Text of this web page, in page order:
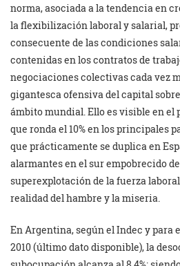
norma, asociada a la tendencia en
la flexibilización laboral y salarial,
consecuente de las condiciones
contenidas en los contratos de
negociaciones colectivas cada vez
gigantesca ofensiva del capital
ámbito mundial. Ello es visible en el
que ronda el 10% en los principales
que prácticamente se duplica en
alarmantes en el sur empobrecido
superexplotación de la fuerza
realidad del hambre y la miseria.
En Argentina, según el Indec y
2010 (último dato disponible), la